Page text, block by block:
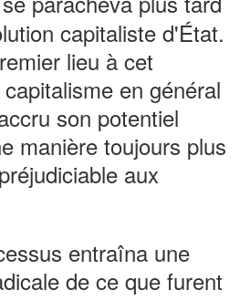
capitaliste d'État.
lieu à cet
en général
son potentiel
manière toujours plus
aux
entraîna une
de ce que furent